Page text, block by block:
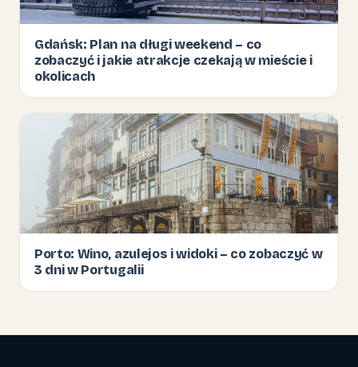
Gdańsk: Plan na długi weekend – co
zobaczyć i jakie atrakcje czekają w mieście i
okolicach
Porto: Wino, azulejos i widoki – co zobaczyć w
3 dni w Portugalii